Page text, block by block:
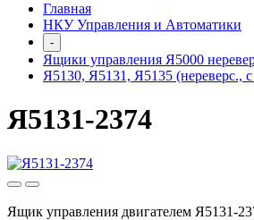
Главная
НКУ Управления и Автоматики
-
Ящики управления Я5000
Я5130, Я5131, Я5135 (нереверс.,
Я5131-2374
Ящик управления двигателем Я5131-